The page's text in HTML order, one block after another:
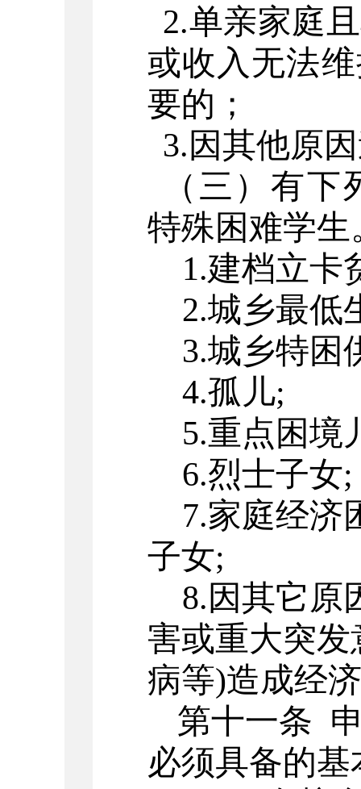
2.单亲家庭
或收入无法
要的；
3.因其他原
（三）有
特殊困难学生
1.建档立卡
2.城乡最低
3.城乡特困
4.孤儿;
5.重点困境
6.烈士子女;
7.家庭经济
子女;
8.因其它原
害或重大突
病等)造成经
第十一条
必须具备的